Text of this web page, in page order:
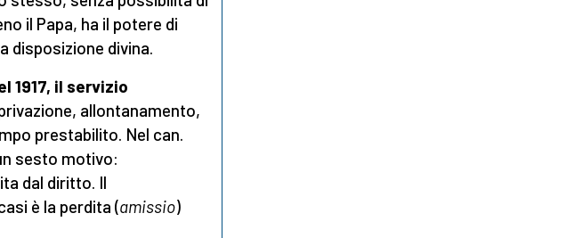
il Papa, ha il potere di
disposizione divina.
1917, il servizio
allontanamento,
prestabilito. Nel can.
sesto motivo:
dal diritto. Il
è la perdita (amissio)